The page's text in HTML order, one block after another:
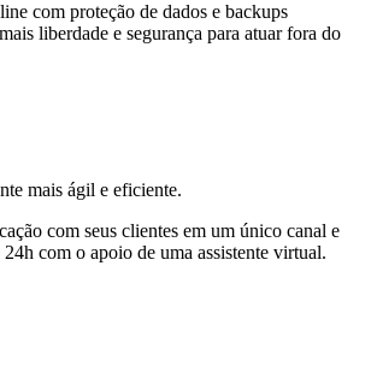
com proteção de dados e backups
liberdade e segurança para atuar fora do
mais ágil e eficiente.
com seus clientes em um único canal e
com o apoio de uma assistente virtual.